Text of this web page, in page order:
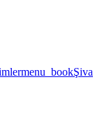
menu_bookŞiva